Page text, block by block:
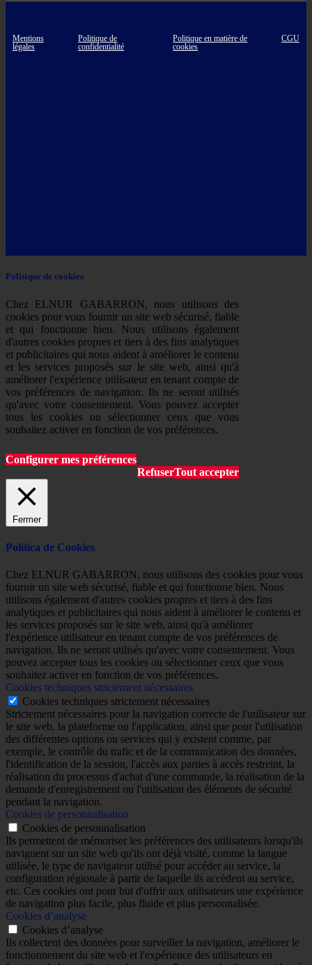
Mentions
légales
Politique de
confidentialité
Politique en matière de
cookies
CGU
Politique de cookies
Chez ELNUR GABARRON, nous utilisons des
cookies pour vous fournir un site web sécurisé, fiable
et qui fonctionne bien. Nous utilisons également
d'autres cookies propres et tiers à des fins analytiques
et publicitaires qui nous aident à améliorer le contenu
et les services proposés sur le site web, ainsi qu'à
améliorer l'expérience utilisateur en tenant compte de
vos préférences de navigation. Ils ne seront utilisés
qu'avec votre consentement. Vous pouvez accepter
tous les cookies ou sélectionner ceux que vous
souhaitez activer en fonction de vos préférences.
Configurer mes préférences
RefuserTout accepter
Fermer
Política de Cookies
Chez ELNUR GABARRON, nous utilisons des cookies pour vous
fournir un site web sécurisé, fiable et qui fonctionne bien. Nous
utilisons également d'autres cookies propres et tiers à des fins
analytiques et publicitaires qui nous aident à améliorer le contenu et
les services proposés sur le site web, ainsi qu'à améliorer
l'expérience utilisateur en tenant compte de vos préférences de
navigation. Ils ne seront utilisés qu'avec votre consentement. Vous
pouvez accepter tous les cookies ou sélectionner ceux que vous
souhaitez activer en fonction de vos préférences.
Cookies techniques strictement nécessaires
Cookies techniques strictement nécessaires
Strictement nécessaires pour la navigation correcte de l'utilisateur sur
le site web, la plateforme ou l'application, ainsi que pour l'utilisation
des différentes options ou services qui y existent comme, par
exemple, le contrôle du trafic et de la communication des données,
l'identification de la session, l'accès aux parties à accès restreint, la
réalisation du processus d'achat d'une commande, la réalisation de la
demande d'enregistrement ou l'utilisation des éléments de sécurité
pendant la navigation.
Cookies de personnalisation
Cookies de personnalisation
Ils permettent de mémoriser les préférences des utilisateurs lorsqu'ils
naviguent sur un site web qu'ils ont déjà visité, comme la langue
utilisée, le type de navigateur utilisé pour accéder au service, la
configuration régionale à partir de laquelle ils accèdent au service,
etc. Ces cookies ont pour but d'offrir aux utilisateurs une expérience
de navigation plus facile, plus fluide et plus personnalisée.
Cookies d’analyse
Cookies d’analyse
Ils collectent des données pour surveiller la navigation, améliorer le
fonctionnement du site web et l'expérience des utilisateurs en